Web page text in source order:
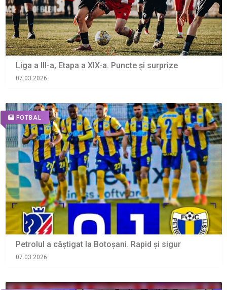
Liga a III-a, Etapa a XIX-a. Puncte și surprize
07.03.2026
FOTBAL
Petrolul a câștigat la Botoșani. Rapid și sigur
07.03.2026